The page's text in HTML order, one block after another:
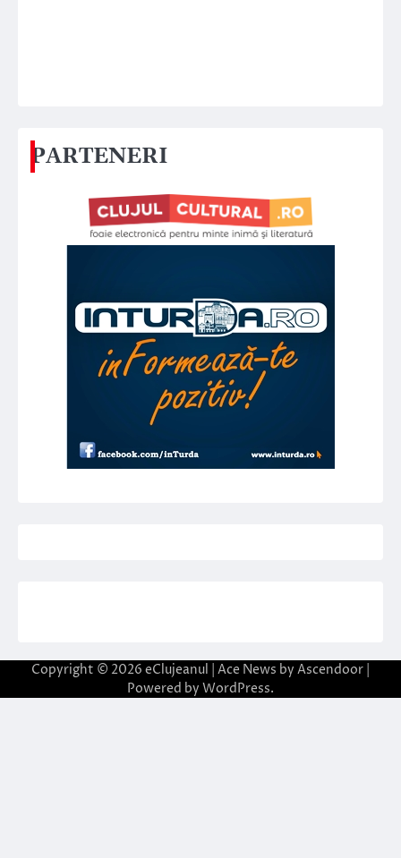
PARTENERI
Copyright © 2026 eClujeanul | Ace News by Ascendoor
Powered by WordPress.